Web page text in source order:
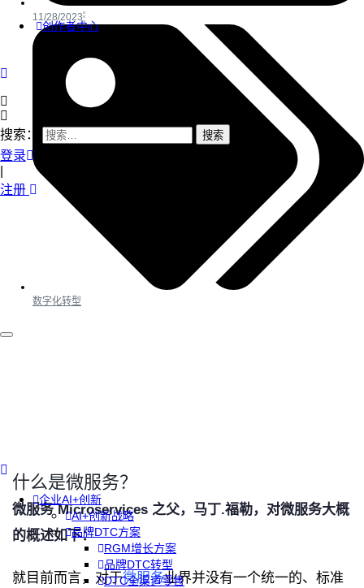
创作者中心
搜索：
登录
注册
企业AI+创新
AI+创新战略
品牌DTC方案
RGM增长方案
品牌DTC转型
DTC全渠道零售
11/28/2023
数字化转型
什么是微服务？
微服务 Microservices 之父，马丁.福勒，对微服务大概
的概述如下：
就目前而言，对于微服务业界并没有一个统一的、标准